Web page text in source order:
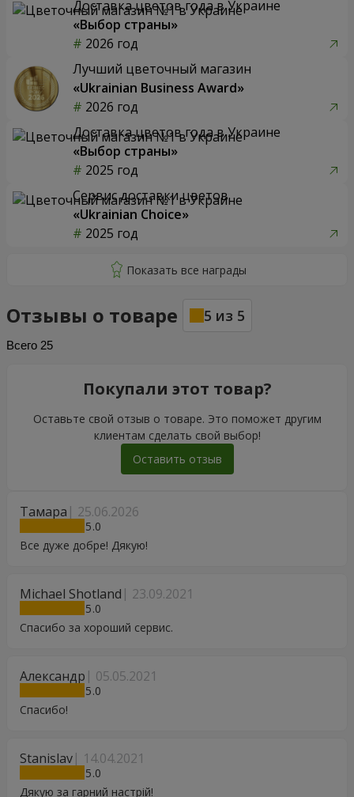
Доставка цветов года в Украине
«Выбор страны»
2026 год
Лучший цветочный магазин
«Ukrainian Business Award»
2026 год
Доставка цветов года в Украине
«Выбор страны»
2025 год
Сервис доставки цветов
«Ukrainian Choice»
2025 год
Отзывы о товаре 5 из 5
Всего 25
Тамара 25.06.2026
5
Все дуже добре! Дякую!
Michael Shotland 23.09.2021
5
Спасибо за хороший сервис.
Александр 05.05.2021
5
Спасибо!
Stanislav 14.04.2021
5
Дякую за гарний настрій!
Покупали этот товар?
Оставьте свой отзыв о товаре. Это поможет другим
клиентам сделать свой выбор!
Оставить отзыв